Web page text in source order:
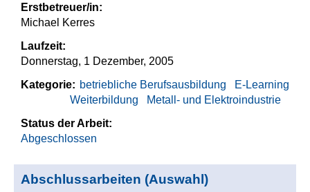
Erstbetreuer/in:
Michael Kerres
Laufzeit:
Donnerstag, 1 Dezember, 2005
Kategorie:
E-Learning
betriebliche Berufsausbildung
Metall- und Elektroindustrie
Weiterbildung
Status der Arbeit:
Abgeschlossen
Abschlussarbeiten (Auswahl)